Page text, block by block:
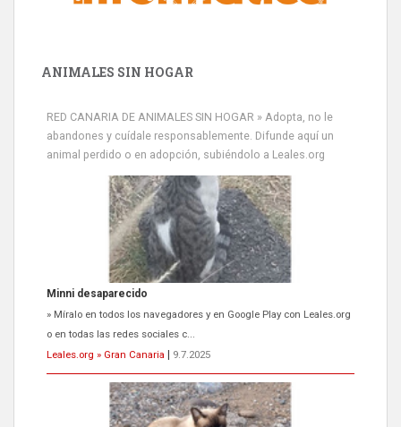
ANIMALES SIN HOGAR
RED CANARIA DE ANIMALES SIN HOGAR » Adopta, no le
abandones y cuídale responsablemente. Difunde aquí un
animal perdido o en adopción, subiéndolo a Leales.org
Minni desaparecido
» Míralo en todos los navegadores y en Google Play con Leales.org
o en todas las redes sociales c...
Leales.org » Gran Canaria
9.7.2025